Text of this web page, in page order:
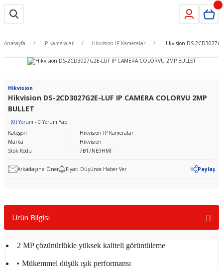
Anasayfa IP Kameralar Hikvision IP Kameralar Hikvision DS-
Hikvision
Hikvision DS-2CD3027G2E-LUF IP CAMERA COLORVU 2MP
BULLET
(0) Yorum - 0 Yorum Yap
Kategori
Hikvision IP Kameralar
Marka
Hikvision
Stok Kodu
7B17NE9HMF
Arkadaşına Öner Fiyatı Düşünce Haber Ver Paylaş
Ürün Bilgisi
2 MP çözünürlükle yüksek kaliteli görüntüleme
Mükemmel düşük ışık performansı